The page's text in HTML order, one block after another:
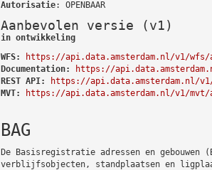
Autorisatie: OPENBAAR
Aanbevolen versie (v1)
in ontwikkeling
WFS:
https://api.data.amsterdam.nl/v1/wfs/
Documentation:
https://
REST API:
https://api.data.amsterdam.nl/v1/
MVT:
https://api.data.amsterdam.nl/v1/mvt/
BAG
De Basisregistratie adressen en gebouwen
verblijfsobjecten, standplaatsen en